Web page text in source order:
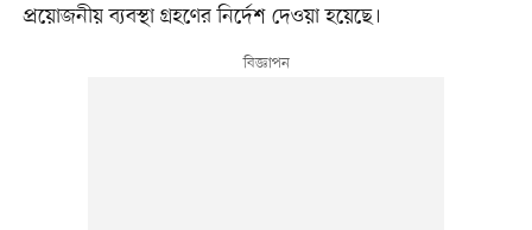
প্রয়োজনীয় ব্যবস্থা গ্রহণের নির্দেশ দেওয়া হয়েছে।